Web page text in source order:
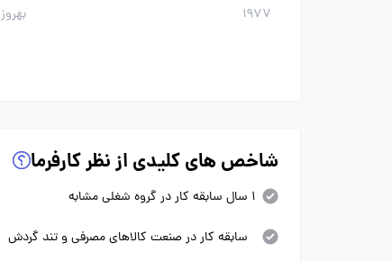
1977 بهروز
شاخص های کلیدی از نظر کارفرما
1 سال سابقه کار در گروه شغلی مشابه
سابقه کار در صنعت کالاهای مصرفی و تند گردش